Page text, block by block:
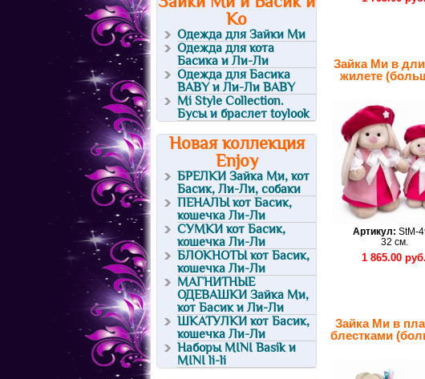
Ко
Одежда для Зайки Ми
Одежда для кота
Басика и Ли-Ли
Одежда для Басика
BABY и Ли-Ли BABY
Mi Style Collection.
Бусы и браслет toylook
Новая коллекция
Enjoy
БРЕЛКИ Зайка Ми, кот
Басик, Ли-Ли, собаки
ПЕНАЛЫ кот Басик,
кошечка Ли-Ли
СУМКИ кот Басик,
кошечка Ли-Ли
БЛОКНОТЫ кот Басик,
кошечка Ли-Ли
МАГНИТНЫЕ
ОДЕВАШКИ Зайка Ми,
кот Басик и Ли-Ли
ШКАТУЛКИ кот Басик,
кошечка Ли-Ли
Наборы MINI Basik и
MINI li-li
Зайка Ми в
жилете
Артикул: StM-
32 см.
1 865.00 руб.
Зайка Ми в
блестками